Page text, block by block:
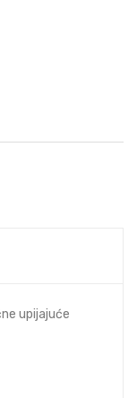
upijajuće